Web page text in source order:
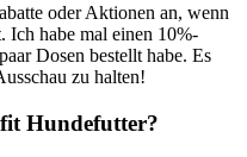
oder Aktionen an, wenn
Ich habe mal einen ‌10%-
Dosen bestellt⁤ habe. Es
‌zu halten!
Hundefutter?